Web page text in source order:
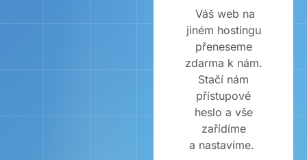
Váš web na
jiném hostingu
přeneseme
zdarma k nám.
Stačí nám
přístupové
heslo a vše
zařídíme
a nastavíme.